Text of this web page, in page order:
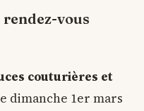
vous
couturières et
dimanche 1er mars